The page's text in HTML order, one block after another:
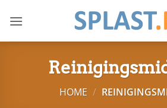
naar
HOME /